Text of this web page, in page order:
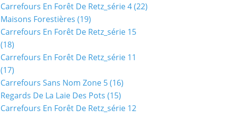
Carrefours En Forêt De Retz_série 4(22)
Maisons Forestières (19)
Carrefours En Forêt De Retz_série 15
(18)
Carrefours En Forêt De Retz_série 11
(17)
Carrefours Sans Nom Zone 5(16)
Regards De La Laie Des Pots (15)
Carrefours En Forêt De Retz_série 12